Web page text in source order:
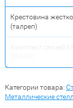
Крестовина
(талреп)
Комплект связей
Категории товара:
Металлические